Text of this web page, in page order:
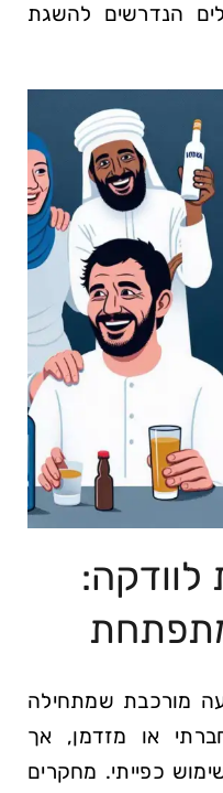
הנדרשים להשגת
מתפתחת
מורכבת שמתחילה
או מזדמן, אך
כפייתי. מחקרים